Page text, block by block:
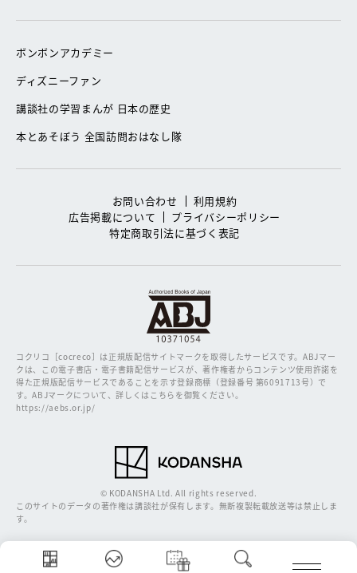
ボンボンアカデミー
ディズニーファン
講談社の学習まんが 日本の歴史
本とあそぼう 全国訪問おはなし隊
お問い合わせ
利用規約
広告掲載について
プライバシーポリシー
特定商取引法に基づく表記
コクリコ［cocreco］は正規版配信サイトマークを取得したサービスです。ABJマー
クは、この電子書店・電子書籍配信サービスが、著作権者からコンテンツ使用許諾を
得た正規版配信サービスであることを示す登録商標（登録番号 第6091713号）で
す。ABJマークについて、詳しくはこちらを御覧ください。
https://aebs.or.jp/
© KODANSHA Ltd. All rights reserved.
このサイトのデータの著作権は講談社が保有します。無断複製転載放送等は禁止しま
す。